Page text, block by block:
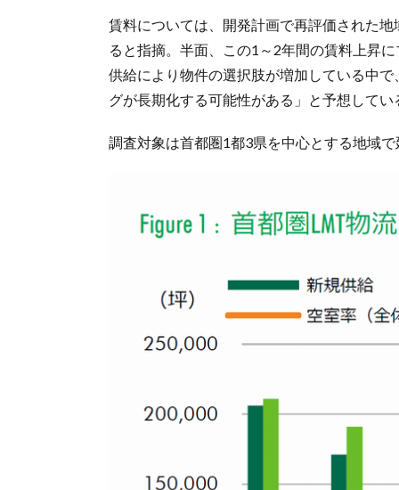
賃料については、開発計画で再評価された
ると指摘。半面、この1～2年間の賃料上昇
供給により物件の選択肢が増加している中
グが長期化する可能性がある」と予想してい
調査対象は首都圏1都3県を中心とする地域